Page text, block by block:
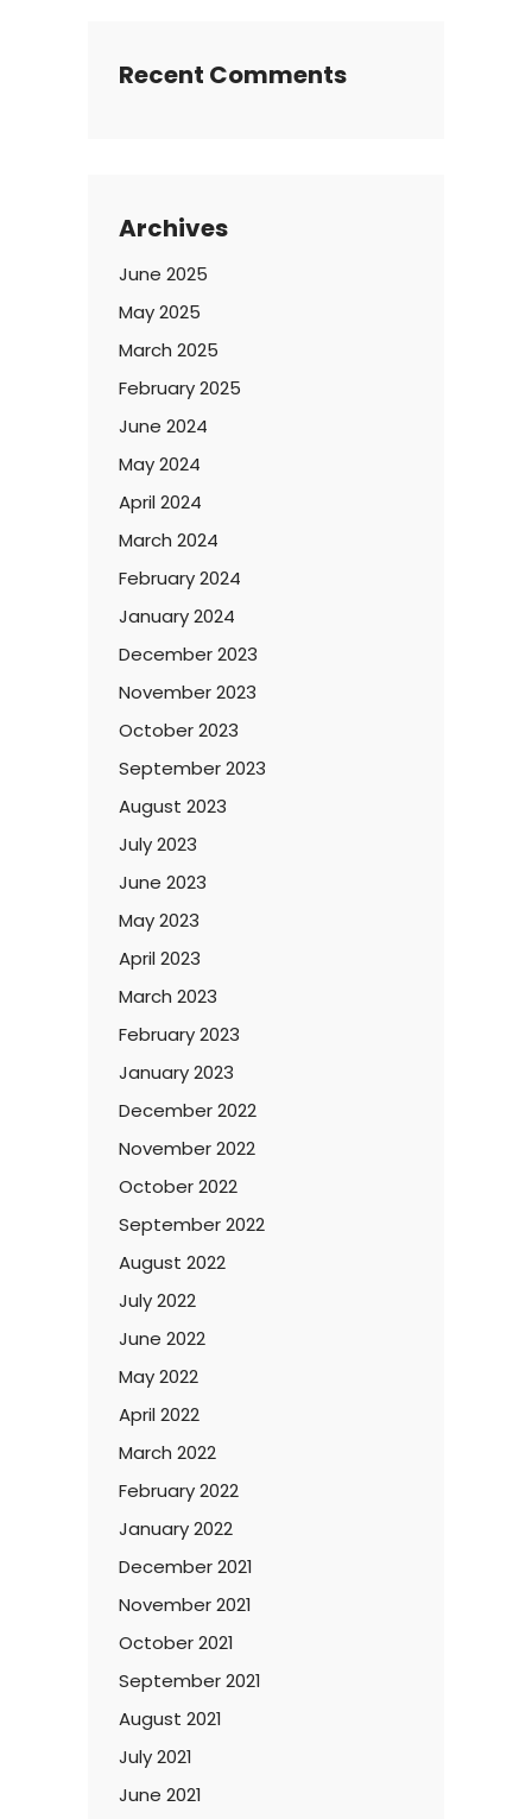
Recent Comments
Archives
June 2025
May 2025
March 2025
February 2025
June 2024
May 2024
April 2024
March 2024
February 2024
January 2024
December 2023
November 2023
October 2023
September 2023
August 2023
July 2023
June 2023
May 2023
April 2023
March 2023
February 2023
January 2023
December 2022
November 2022
October 2022
September 2022
August 2022
July 2022
June 2022
May 2022
April 2022
March 2022
February 2022
January 2022
December 2021
November 2021
October 2021
September 2021
August 2021
July 2021
June 2021